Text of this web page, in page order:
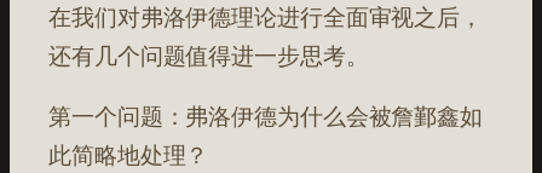
在我们对弗洛伊德理论进行全面审视之后，
还有几个问题值得进一步思考。
第一个问题：弗洛伊德为什么会被詹鄞鑫如
此简略地处理？